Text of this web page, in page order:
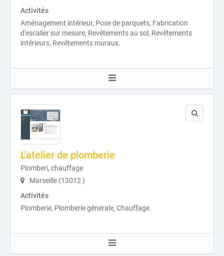
Activités
Aménagement intérieur, Pose de parquets, Fabrication
d'escalier sur mesure, Revêtements au sol, Revêtements
intérieurs, Revêtements muraux.
L'atelier de plomberie
Plomberi, chauffage
Marseille (13012 )
Activités
Plomberie, Plomberie générale, Chauffage.